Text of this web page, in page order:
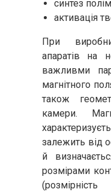
синтез
активація
При
апаратів на
важливми
магнітного
також
камери.
залежить від
й
розмірами